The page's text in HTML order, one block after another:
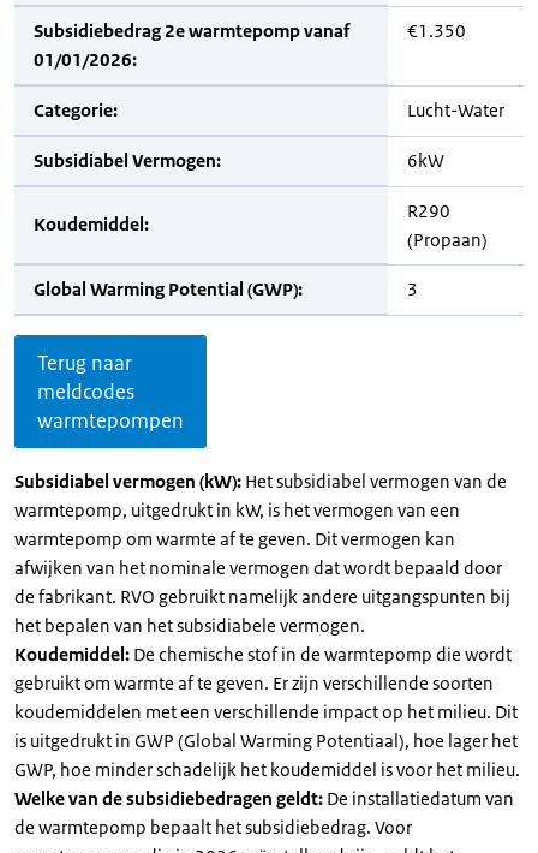
Subsidiebedrag 2e warmtepomp vanaf
01/01/2026:
€1.350
Categorie: Lucht-Water
Subsidiabel Vermogen: 6kW
Koudemiddel:
R290
(Propaan)
Global Warming Potential (GWP): 3
Terug naar
meldcodes
warmtepompen
Subsidiabel vermogen (kW): Het subsidiabel vermogen van de
warmtepomp, uitgedrukt in kW, is het vermogen van een
warmtepomp om warmte af te geven. Dit vermogen kan
afwijken van het nominale vermogen dat wordt bepaald door
de fabrikant. RVO gebruikt namelijk andere uitgangspunten bij
het bepalen van het subsidiabele vermogen.
Koudemiddel: De chemische stof in de warmtepomp die wordt
gebruikt om warmte af te geven. Er zijn verschillende soorten
koudemiddelen met een verschillende impact op het milieu. Dit
is uitgedrukt in GWP (Global Warming Potentiaal), hoe lager het
GWP, hoe minder schadelijk het koudemiddel is voor het milieu.
Welke van de subsidiebedragen geldt: De installatiedatum van
de warmtepomp bepaalt het subsidiebedrag. Voor